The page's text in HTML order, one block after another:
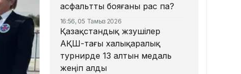
асфальтты бояғаны рас па?
16:56, 05 Тамыз 2026
Қазақстандық жүзушілер
АҚШ-тағы халықаралық
турнирде 13 алтын медаль
жеңіп алды